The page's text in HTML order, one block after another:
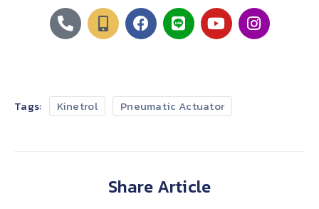
Tags: Kinetrol Pneumatic Actuator
Share Article